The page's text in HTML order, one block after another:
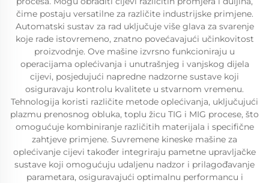
čime postaju versatilne za različite industrijske primjene.
Automatski sustav za rad uključuje više glava za svarenje
koje rade istovremeno, znatno povećavajući učinkovitost
proizvodnje. Ove mašine izvrsno funkcioniraju u
operacijama oplećivanja i unutrašnjeg i vanjskog dijela
cijevi, posjedujući napredne nadzorne sustave koji
osiguravaju kontrolu kvalitete u stvarnom vremenu.
Tehnologija koristi različite metode oplećivanja, uključujući
plazmu prenosnog obluka, toplu žicu TIG i MIG procese, što
omogućuje kombiniranje različitih materijala i specifične
zahtjeve primjene. Suvremene kineske mašine za
oplećivanje cijevi također integriraju pametne upravljačke
sustave koji omogućuju udaljenu nadzor i prilagođavanje
parametara, osiguravajući optimalnu performancu i